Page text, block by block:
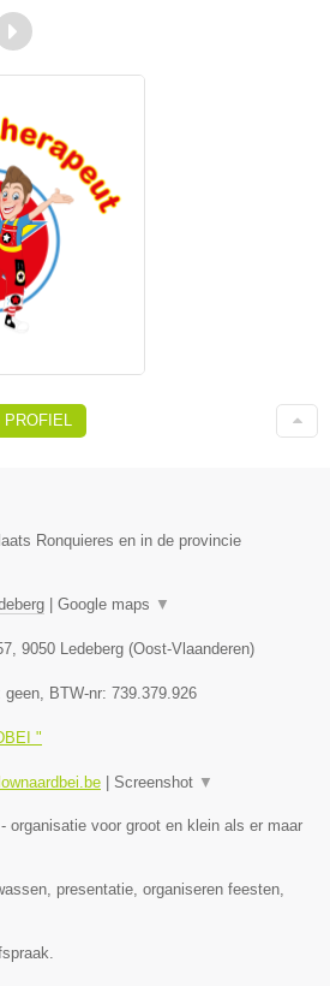
Ronquieres en in de provincie
| Google maps ▼
9050 Ledeberg (Oost-Vlaanderen)
geen , BTW-nr: 739.379.926
"
| Screenshot ▼
organisatie voor groot en klein als er maar
presentatie, organiseren feesten,